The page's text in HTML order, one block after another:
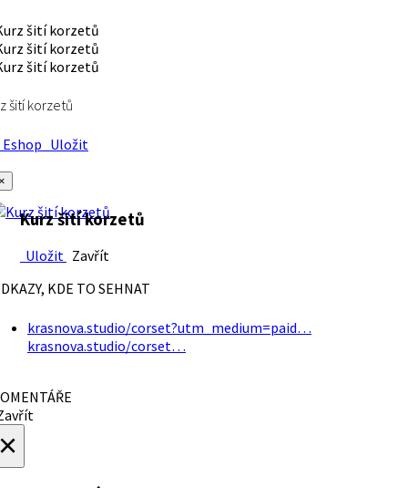
šití korzetů
Uložit
Kurz šití korzetů
Uložit Zavřít
KDE TO SEHNAT
krasnova.studio/corset?utm_medium=paid…
krasnova.studio/corset…